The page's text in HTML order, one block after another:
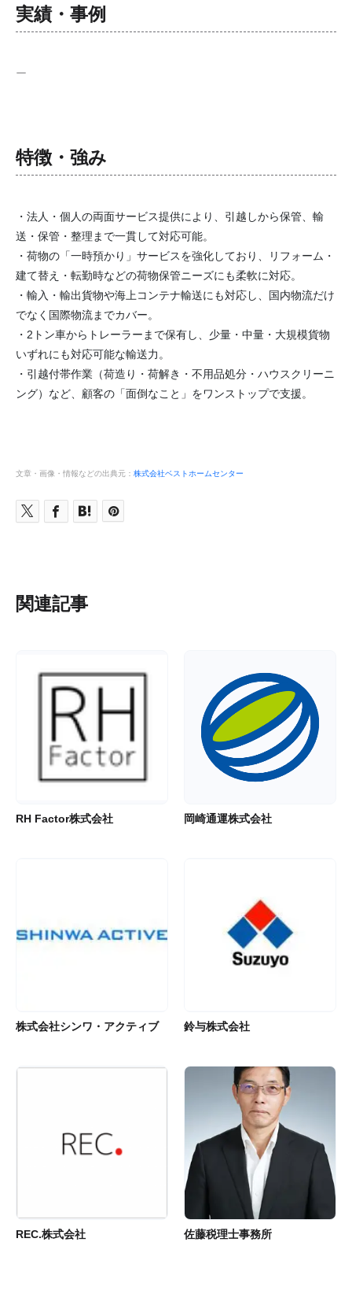
実績・事例
ー
特徴・強み
・法人・個人の両面サービス提供により、引越しから保管、輸
送・保管・整理まで一貫して対応可能。
・荷物の「一時預かり」サービスを強化しており、リフォーム・
建て替え・転勤時などの荷物保管ニーズにも柔軟に対応。
・輸入・輸出貨物や海上コンテナ輸送にも対応し、国内物流だけ
でなく国際物流までカバー。
・2トン車からトレーラーまで保有し、少量・中量・大規模貨物
いずれにも対応可能な輸送力。
・引越付帯作業（荷造り・荷解き・不用品処分・ハウスクリーニ
ング）など、顧客の「面倒なこと」をワンストップで支援。
文章・画像・情報などの出典元： 株式会社ベストホームセンター
関連記事
RH Factor株式会社 岡崎通運株式会社
株式会社シンワ・アクティブ 鈴与株式会社
REC.株式会社 佐藤税理士事務所